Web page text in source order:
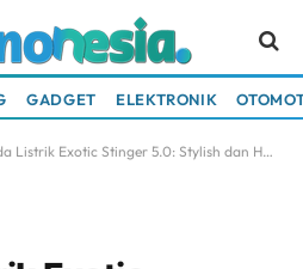
GADGET ELEKTRONIK
Listrik Exotic Stinger 5.0: Stylish dan Hemat Energi